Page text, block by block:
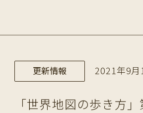
更新情報 2021年9
「世界地図の歩き方